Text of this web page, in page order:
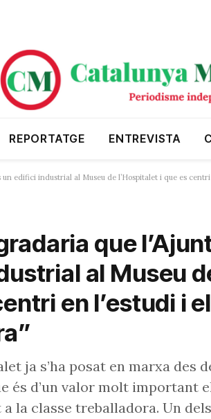
REPORTATGE ENTREVISTA
edifici industrial al Museu de l’Hospitalet i que es
que
al Museu
en l’estudi i
ja s’ha posat en marxa des
és d’un valor molt important
la classe treballadora. Un